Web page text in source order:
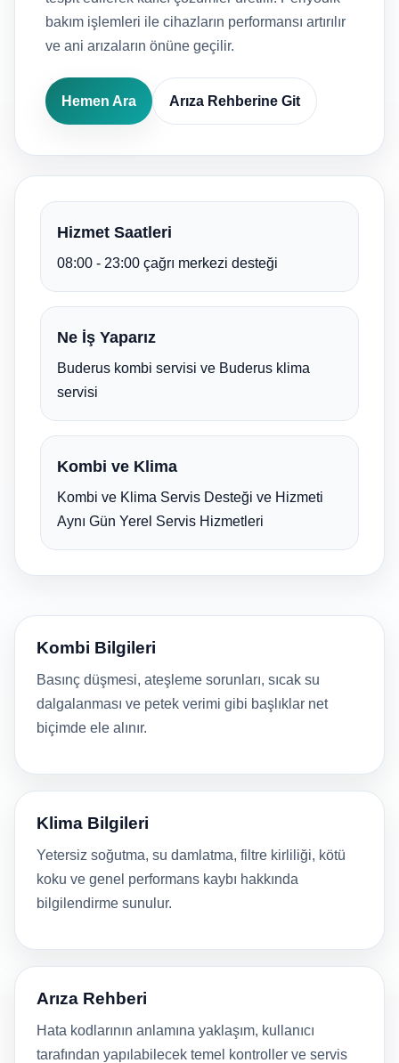
bakım işlemleri ile cihazların performansı artırılır
ve ani arızaların önüne geçilir.
Hemen Ara Arıza Rehberine Git
Hizmet Saatleri
08:00 - 23:00 çağrı merkezi desteği
Ne İş Yaparız
Buderus kombi servisi ve Buderus klima
servisi
Kombi ve Klima
Kombi ve Klima Servis Desteği ve Hizmeti
Aynı Gün Yerel Servis Hizmetleri
Kombi Bilgileri
Basınç düşmesi, ateşleme sorunları, sıcak su
dalgalanması ve petek verimi gibi başlıklar net
biçimde ele alınır.
Klima Bilgileri
Yetersiz soğutma, su damlatma, filtre kirliliği, kötü
koku ve genel performans kaybı hakkında
bilgilendirme sunulur.
Arıza Rehberi
Hata kodlarının anlamına yaklaşım, kullanıcı
tarafından yapılabilecek temel kontroller ve servis